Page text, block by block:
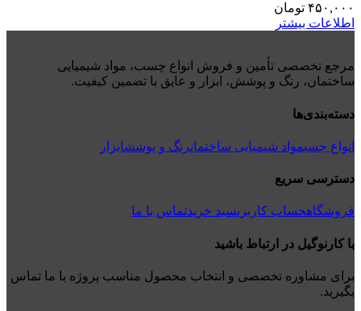
۴۵۰,۰۰۰ تومان
اطلاعات بیشتر
مرجع تخصصی تأمین و فروش انواع چسب، مواد شیمیایی
ساختمان، رنگ و پوشش، ابزار و عایق با تضمین کیفیت.
دسته‌بندی‌ها
انواع چسبمواد شیمیایی ساختمانرنگ و پوششابزار
دسترسی سریع
فروشگاهحساب کاربریسبد خریدتماس با ما
با کارنوگیل در ارتباط باشید
برای مشاوره تخصصی و انتخاب محصول مناسب پروژه با ما تماس
بگیرید.